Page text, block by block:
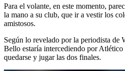
Para el volante, en este momento,
la mano a su club, que ir a vestir los
amistosos.
Según lo revelado por la periodista de
Bello estaría intercediendo por
quedarse y jugar las dos finales.